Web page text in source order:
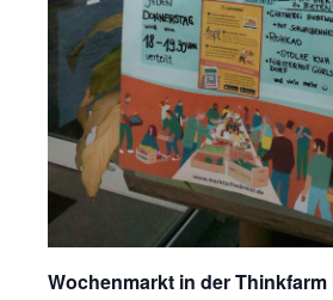
Wochenmarkt in der